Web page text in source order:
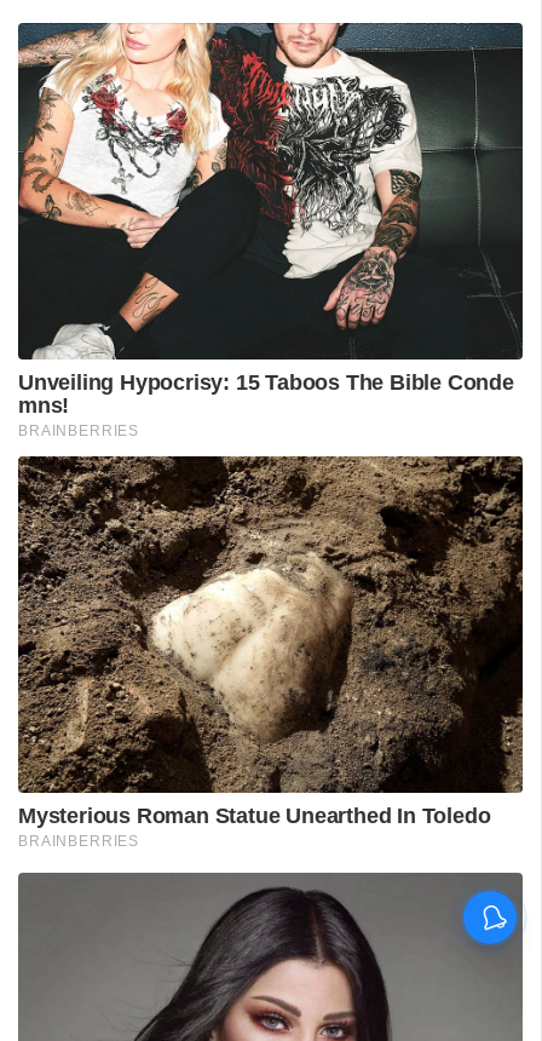
'കാതങ്ങൾ ദൂരെ'; 'ഇറ്റ്സ് എ
മെഡിക്കൽ മിറാക്കിൾ' ആദ്യ
ഗാനം പുറത്ത്